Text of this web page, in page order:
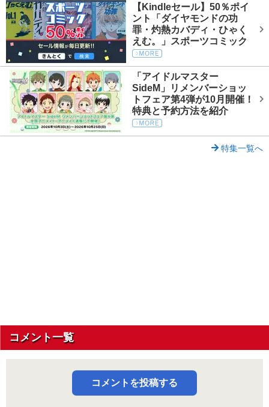
【Kindleセール】50％ポイ
ント「ダイヤモンドの功
罪・灼熱カバディ・ひゃく
えむ。」スポーツコミック
「アイドルマスター
SideM」リメンバーショッ
トフェア第4弾が10月開催！
特典と予約方法を紹介
特集一覧へ
コメント一覧
コメントを投稿する